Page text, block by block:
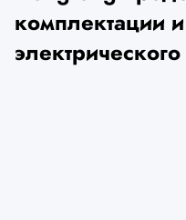
комплектации